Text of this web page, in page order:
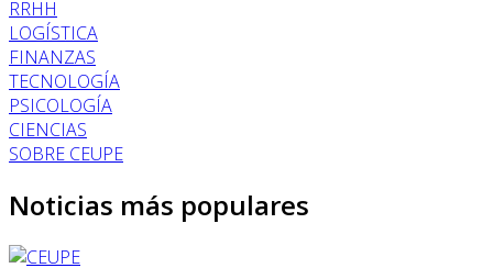
RRHH
LOGÍSTICA
FINANZAS
TECNOLOGÍA
PSICOLOGÍA
CIENCIAS
SOBRE CEUPE
Noticias más populares